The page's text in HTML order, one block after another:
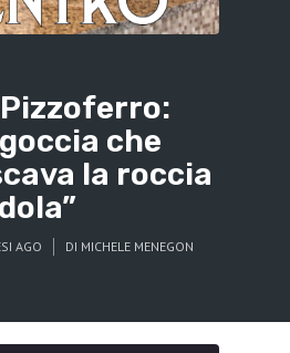
che
la roccia
AGO DI MICHELE MENEGON